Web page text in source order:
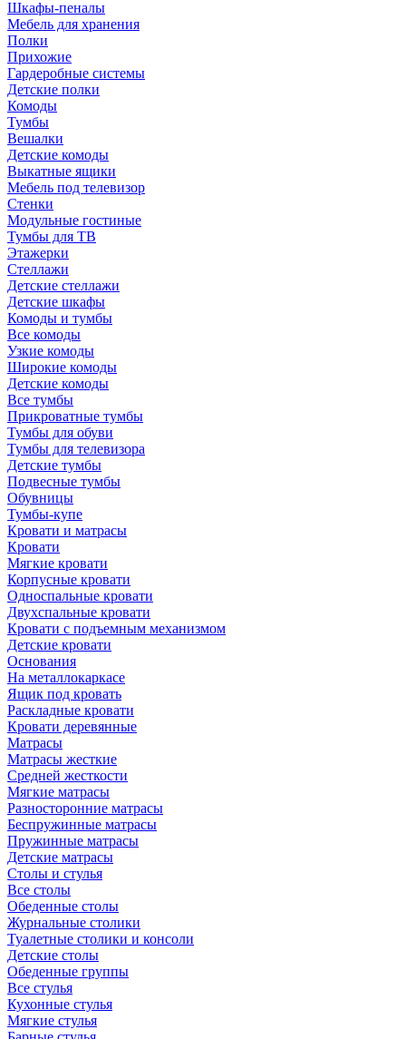
Шкафы-пеналы
Мебель для хранения
Полки
Прихожие
Гардеробные системы
Детские полки
Комоды
Тумбы
Вешалки
Детские комоды
Выкатные ящики
Мебель под телевизор
Стенки
Модульные гостиные
Тумбы для ТВ
Этажерки
Стеллажи
Детские стеллажи
Детские шкафы
Комоды и тумбы
Все комоды
Узкие комоды
Широкие комоды
Детские комоды
Все тумбы
Прикроватные тумбы
Тумбы для обуви
Тумбы для телевизора
Детские тумбы
Подвесные тумбы
Обувницы
Тумбы-купе
Кровати и матрасы
Кровати
Мягкие кровати
Корпусные кровати
Односпальные кровати
Двухспальные кровати
Кровати с подъемным механизмом
Детские кровати
Основания
На металлокаркасе
Ящик под кровать
Раскладные кровати
Кровати деревянные
Матрасы
Матрасы жесткие
Средней жесткости
Мягкие матрасы
Разносторонние матрасы
Беспружинные матрасы
Пружинные матрасы
Детские матрасы
Столы и стулья
Все столы
Обеденные столы
Журнальные столики
Туалетные столики и консоли
Детские столы
Обеденные группы
Все стулья
Кухонные стулья
Мягкие стулья